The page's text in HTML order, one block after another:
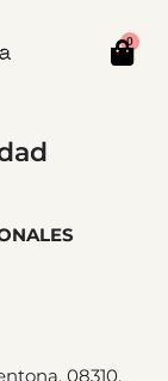
0
08310,